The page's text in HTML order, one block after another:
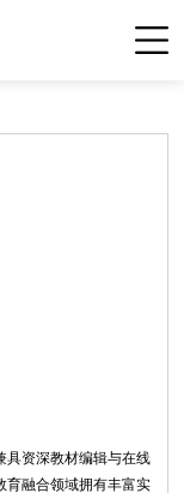
具资深教材编辑与在线
育融合领域拥有丰富实